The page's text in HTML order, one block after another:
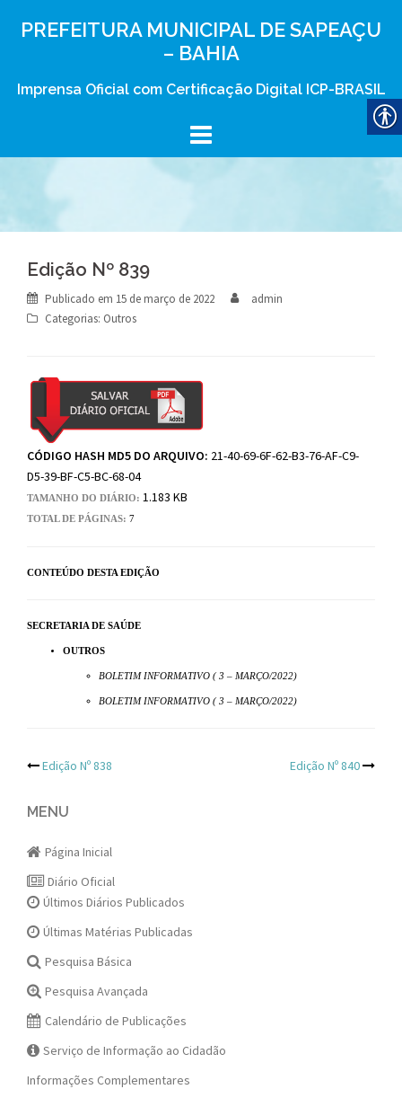
PREFEITURA MUNICIPAL DE SAPEAÇU
– BAHIA
Imprensa Oficial com Certificação Digital ICP-BRASIL
Edição Nº 839
Publicado em 15 de março de 2022
admin
Categorias: Outros
CÓDIGO HASH MD5 DO ARQUIVO: 21-40-69-6F-62-B3-76-AF-C9-
D5-39-BF-C5-BC-68-04
TAMANHO DO DIÁRIO: 1.183 KB
TOTAL DE PÁGINAS: 7
CONTEÚDO DESTA EDIÇÃO
SECRETARIA DE SAÚDE
OUTROS
BOLETIM INFORMATIVO ( 3 – MARÇO/2022)
BOLETIM INFORMATIVO ( 3 – MARÇO/2022)
Post
navigation
Edição Nº 838 Edição Nº 840
MENU
Página Inicial
Diário Oficial
Últimos Diários Publicados
Últimas Matérias Publicadas
Pesquisa Básica
Pesquisa Avançada
Calendário de Publicações
Serviço de Informação ao Cidadão
Informações Complementares